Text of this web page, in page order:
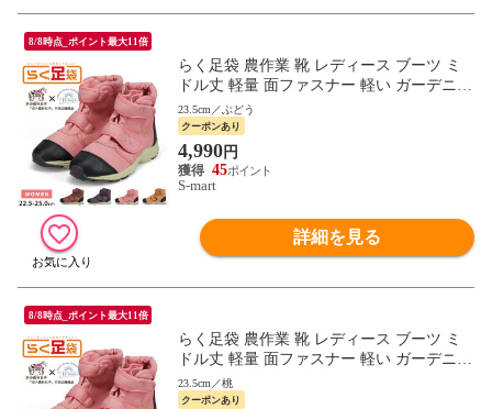
8/8時点_ポイント最大11倍
らく足袋 農作業 靴 レディース ブーツ ミ
ドル丈 軽量 面ファスナー 軽い ガーデニン
グ アグリーシューズ 地下足袋 らく足袋プ
ラス FU3015
23.5cm／ぶどう
クーポンあり
4,990円
45
S-mart
詳細を見る
8/8時点_ポイント最大11倍
らく足袋 農作業 靴 レディース ブーツ ミ
ドル丈 軽量 面ファスナー 軽い ガーデニン
グ アグリーシューズ 地下足袋 らく足袋プ
ラス FU3015
23.5cm／桃
クーポンあり